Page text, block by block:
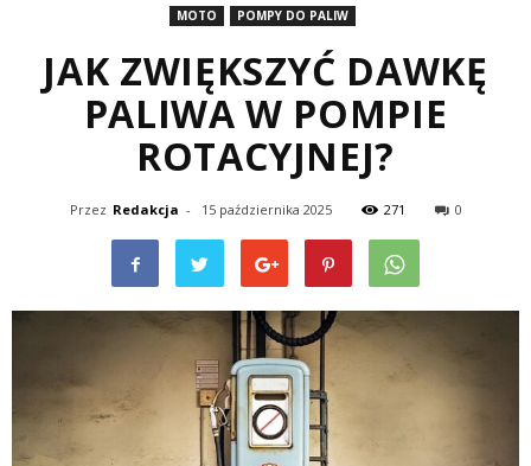
MOTO POMPY DO PALIW
JAK ZWIĘKSZYĆ DAWKĘ
PALIWA W POMPIE
ROTACYJNEJ?
Przez Redakcja - 15 października 2025 271 0